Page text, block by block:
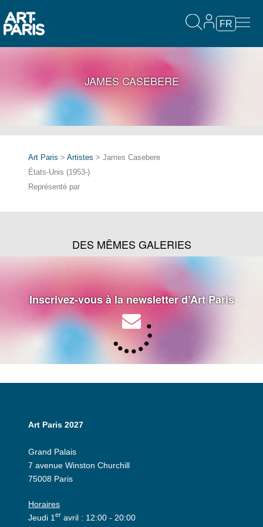
FR
JAMES CASEBERE
Art Paris > Artistes > James Casebere
États-Unis (1953-)
Représenté par
DES MÊMES GALERIES
Inscrivez-vous à la newsletter d’Art Paris
Art Paris 2027
Grand Palais
7 avenue Winston Churchill
75008 Paris
Horaires
Jeudi 1 er avril : 12:00 - 20:00